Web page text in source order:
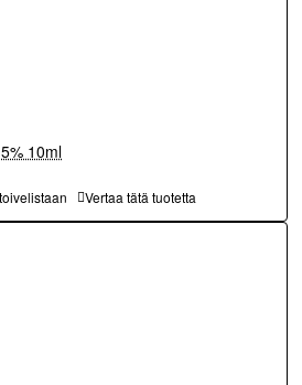
10ml
Vertaa tätä tuotetta